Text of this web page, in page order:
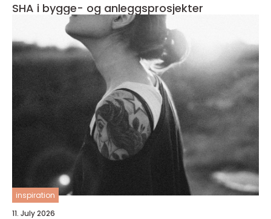
SHA i bygge- og anleggsprosjekter
inspiration
11. July 2026